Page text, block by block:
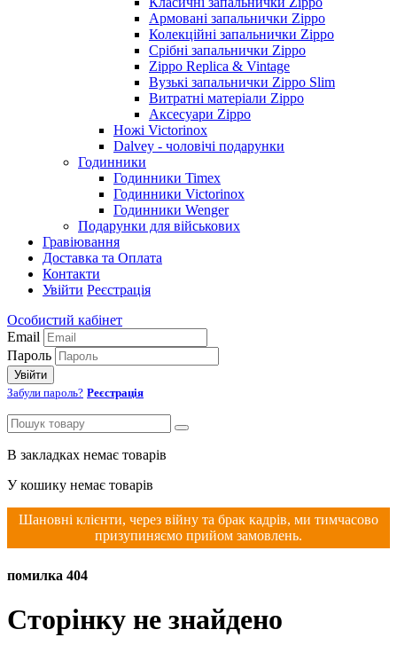
Армовані запальнички Zippo
Колекційні запальнички Zippo
Срібні запальнички Zippo
Zippo Replica & Vintage
Вузькі запальнички Zippo Slim
Витратні матеріали Zippo
Аксесуари Zippo
Ножі Victorinox
Dalvey - чоловічі подарунки
Годинники
Годинники Timex
Годинники Victorinox
Годинники Wenger
Подарунки для військових
Гравіювання
Доставка та Оплата
Контакти
Увійти Реєстрація
Особистий кабінет
Email
Пароль
Увійти
Забули пароль? Реєстрація
В закладках немає товарів
У кошику немає товарів
Шановні клієнти, через війну та брак кадрів, ми тимчасово
призупиняємо прийом замовлень.
помилка 404
Сторінку не знайдено